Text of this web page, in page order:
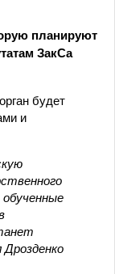
планируют
ЗакСа
будет
и